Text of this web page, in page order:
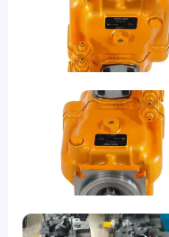
pompe
idrauliche
2024-
01-08
pompe a
catapulta
pompe a
pressione
Catpump